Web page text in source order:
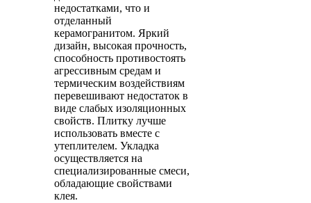
недостатками, что и
отделанный
керамогранитом. Яркий
дизайн, высокая прочность,
способность противостоять
агрессивным средам и
термическим воздействиям
перевешивают недостаток в
виде слабых изоляционных
свойств. Плитку лучше
использовать вместе с
утеплителем. Укладка
осуществляется на
специализированные смеси,
обладающие свойствами
клея.